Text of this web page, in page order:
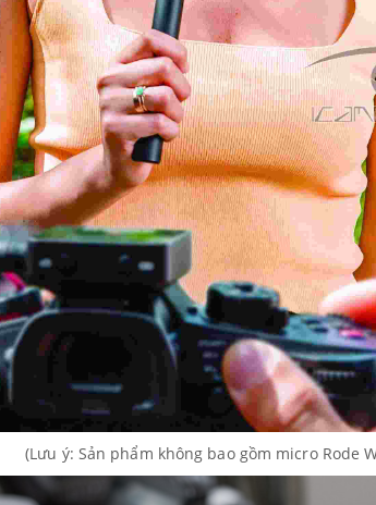
(Lưu ý: Sản phẩm không bao gồm micro Rode